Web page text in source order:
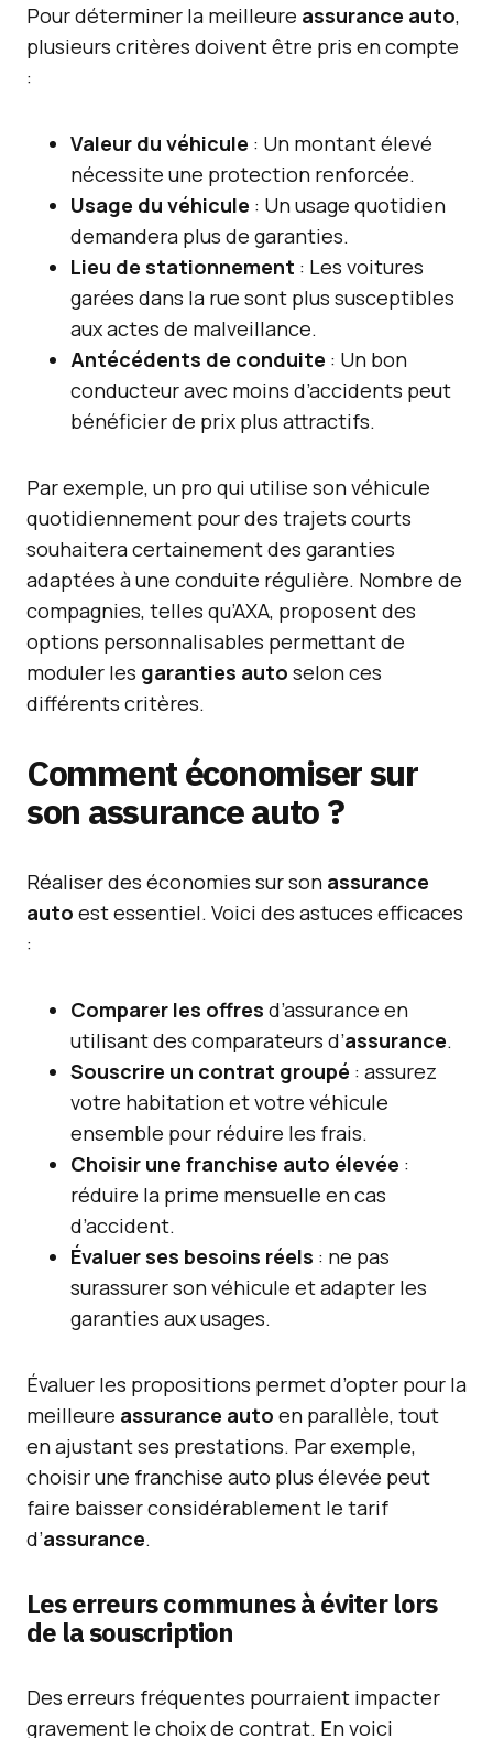
Pour déterminer la meilleure assurance auto,
plusieurs critères doivent être pris en compte
:
Valeur du véhicule : Un montant élevé
nécessite une protection renforcée.
Usage du véhicule : Un usage quotidien
demandera plus de garanties.
Lieu de stationnement : Les voitures
garées dans la rue sont plus susceptibles
aux actes de malveillance.
Antécédents de conduite : Un bon
conducteur avec moins d’accidents peut
bénéficier de prix plus attractifs.
Par exemple, un pro qui utilise son véhicule
quotidiennement pour des trajets courts
souhaitera certainement des garanties
adaptées à une conduite régulière. Nombre de
compagnies, telles qu’AXA, proposent des
options personnalisables permettant de
moduler les garanties auto selon ces
différents critères.
Comment économiser sur
son assurance auto ?
Réaliser des économies sur son assurance
auto est essentiel. Voici des astuces efficaces
:
Comparer les offres d’assurance en
utilisant des comparateurs d’assurance.
Souscrire un contrat groupé : assurez
votre habitation et votre véhicule
ensemble pour réduire les frais.
Choisir une franchise auto élevée :
réduire la prime mensuelle en cas
d’accident.
Évaluer ses besoins réels : ne pas
surassurer son véhicule et adapter les
garanties aux usages.
Évaluer les propositions permet d’opter pour la
meilleure assurance auto en parallèle, tout
en ajustant ses prestations. Par exemple,
choisir une franchise auto plus élevée peut
faire baisser considérablement le tarif
d’assurance.
Les erreurs communes à éviter lors
de la souscription
Des erreurs fréquentes pourraient impacter
gravement le choix de contrat. En voici